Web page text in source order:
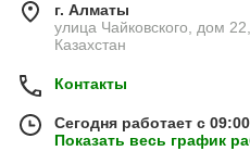
г. Алматы
улица Чайковского, дом
Казахстан
Контакты
Сегодня работает с
Показать весь график